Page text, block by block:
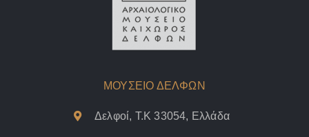
ΜΟΥΣΕΙΟ ΔΕΛΦΩΝ
Δελφοί, Τ.Κ 33054, Ελλάδα